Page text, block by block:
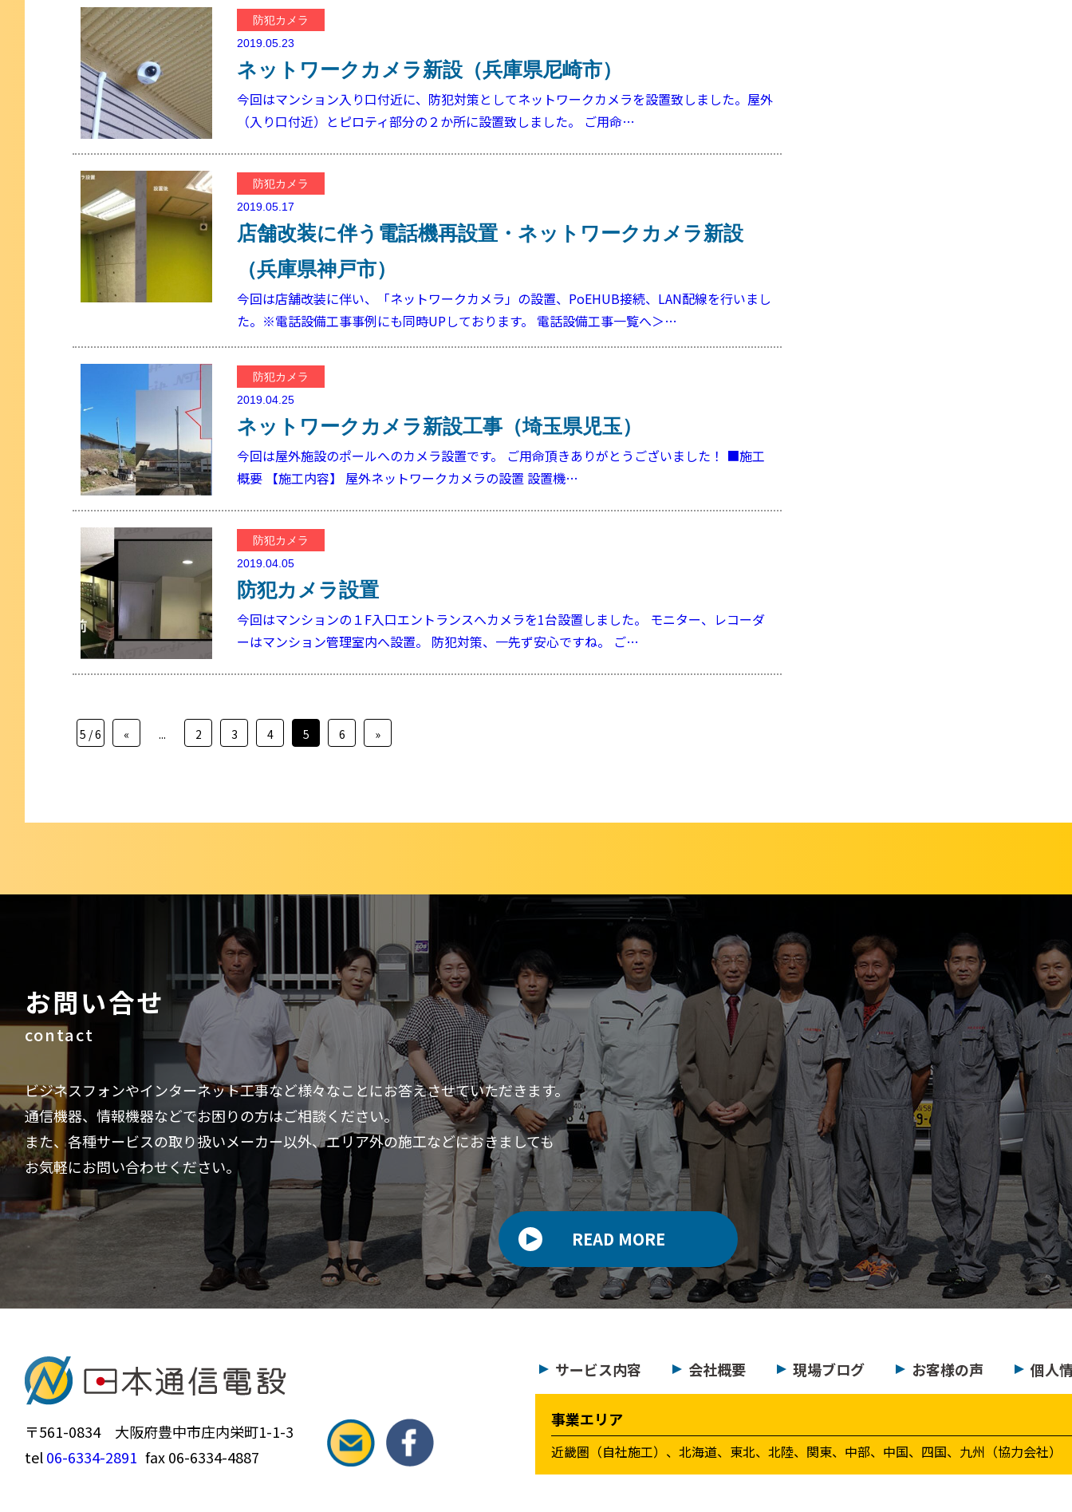
防犯カメラ
2019.05.23
ネットワークカメラ新設（兵庫県尼崎市）
今回はマンション入り口付近に、防犯対策としてネットワークカメラを設置致しました。屋外
（入り口付近）とピロティ部分の２か所に設置致しました。 ご用命…
防犯カメラ
2019.05.17
店舗改装に伴う電話機再設置・ネットワークカメラ新設
（兵庫県神戸市）
今回は店舗改装に伴い、「ネットワークカメラ」の設置、PoEHUB接続、LAN配線を行いまし
た。※電話設備工事事例にも同時UPしております。 電話設備工事一覧へ＞…
防犯カメラ
2019.04.25
ネットワークカメラ新設工事（埼玉県児玉）
今回は屋外施設のポールへのカメラ設置です。 ご用命頂きありがとうございました！ ■施工
概要 【施工内容】 屋外ネットワークカメラの設置 設置機…
防犯カメラ
2019.04.05
防犯カメラ設置
今回はマンションの１F入口エントランスへカメラを1台設置しました。 モニター、レコーダ
ーはマンション管理室内へ設置。 防犯対策、一先ず安心ですね。 ご…
5 / 6 « ... 2 3 4 5 6 »
お問い合せ
contact
ビジネスフォンやインターネット工事など様々なことにお答えさせていただきます。
通信機器、情報機器などでお困りの方はご相談ください。
また、各種サービスの取り扱いメーカー以外、エリア外の施工などにおきましても
お気軽にお問い合わせください。
READ MORE
〒561-0834 大阪府豊中市庄内栄町1-1-3
tel06-6334-2891 fax 06-6334-4887
サービス内容 会社概要 現場ブログ お客様の声 個人
事業エリア
近畿圏（自社施工）、北海道、東北、北陸、関東、中部、中国、四国、九州（協力会社）